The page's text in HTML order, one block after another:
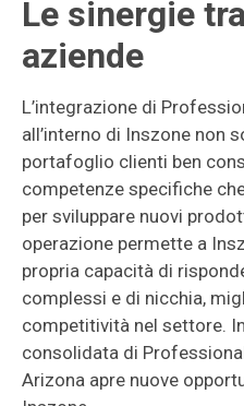
Le sinergie
aziende
L’integrazione di
all’interno di Inszone non
portafoglio clienti ben
competenze specifiche
per sviluppare nuovi
operazione permette a
propria capacità di
complessi e di nicchia,
competitività nel settore.
consolidata di
Arizona apre nuove